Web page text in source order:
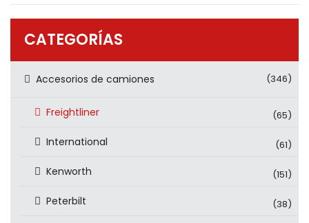
PRODUCTOS
CONTÁCTENOS
CATEGORÍAS
Accesorios de camiones (346)
Freightliner (65)
International (61)
Kenworth (151)
Peterbilt (38)